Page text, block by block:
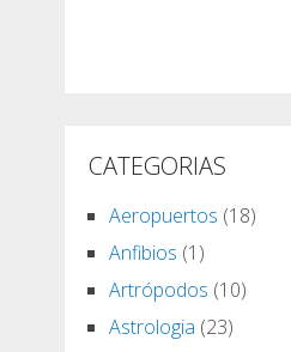
CATEGORIAS
Aeropuertos (18)
Anfibios (1)
Artrópodos (10)
Astrologia (23)